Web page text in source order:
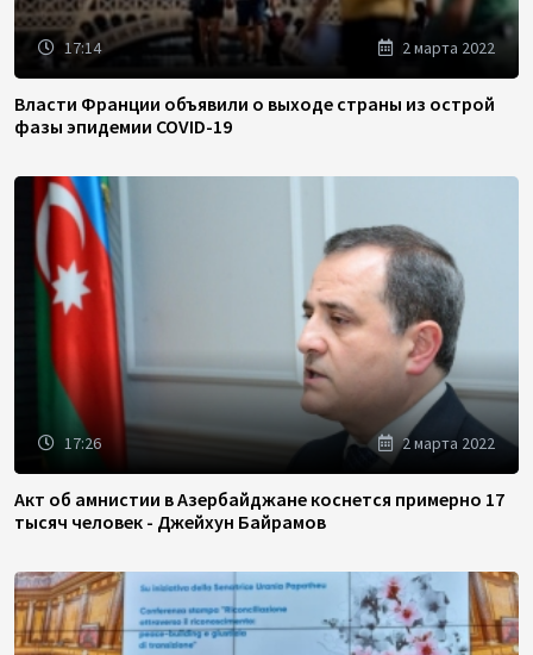
17:14 2 марта 2022
Власти Франции объявили о выходе страны из острой
фазы эпидемии COVID-19
17:26 2 марта 2022
Акт об амнистии в Азербайджане коснется примерно 17
тысяч человек - Джейхун Байрамов